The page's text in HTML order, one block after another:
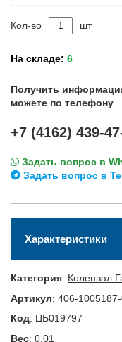
Кол-во шт
На складе: 6
Получить
можете по телефону
+7 (4162) 439-
Задать вопрос в
Задать вопрос в
Характеристики
Категория: Коленвал
Артикул: 406-
Код: ЦБ019797
Вес: 0.01